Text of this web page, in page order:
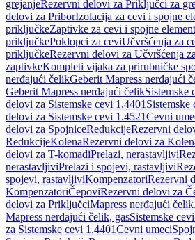
grejanjeRezervni delovi za Priključci za
delovi za PriborIzolacija za cevi i spojne
priključkeZaptivke za cevi i spojne
priključkePoklopci za ceviUčvršćenja za
priključkeRezervni delovi za Učvršćenja
zaptivkeKompleti vijaka za prirubničke
nerđajući čelikGeberit Mapress nerđajući
Geberit Mapress nerđajući čelikSistemske
delovi za Sistemske cevi 1.4401 Sistemske
delovi za Sistemske cevi 1.4521Cevni
delovi za SpojniceRedukcijeRezervni
RedukcijeKolenaRezervni delovi za
delovi za T-komadiPrelazi, nerastavljivi
nerastavljiviPrelazi i spojevi, rastavljivi
spojevi, rastavljiviKompenzatoriRezervni
KompenzatoriČepoviRezervni delovi za
delovi za PriključciMapress nerđajući
Mapress nerđajući čelik, gasSistemske
za Sistemske cevi 1.4401Cevni umeci